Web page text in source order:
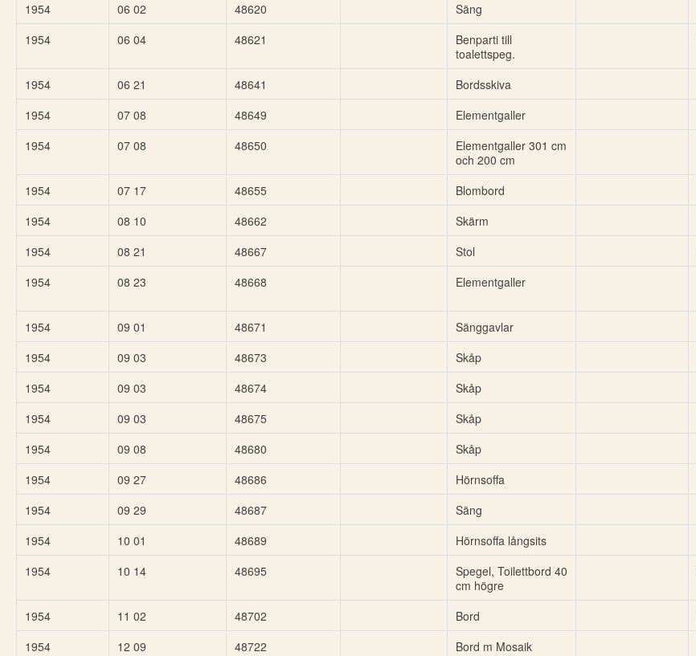
1954
06 02 48620 Säng
1954
06 04 48621
Benparti till
toalettspeg.
1954 06 21 48641 Bordsskiva
1954
07 08 48649 Elementgaller
1954
07 08 48650
Elementgaller 301 cm
och 200 cm
1954 07 17 48655 Blombord
1954
08 10 48662 Skärm
1954
08 21 48667 Stol
1954
08 23 48668 Elementgaller
1954
09 01 48671 Sänggavlar
1954
09 03 48673 Skåp
1954
09 03 48674 Skåp
1954
09 03 48675 Skåp
1954
09 08 48680 Skåp
1954
09 27 48686 Hörnsoffa
1954
09 29 48687 Säng
1954
10 01 48689 Hörnsoffa långsits
1954
10 14 48695
Spegel, Toilettbord 40
cm högre
1954 11 02 48702 Bord
1954
12 09 48722 Bord m Mosaik